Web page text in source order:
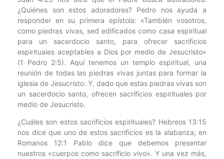
¿Quiénes son estos adoradores? Pedro nos ayuda a
responder en su primera epístola: «También vosotros,
como piedras vivas, sed edificados como casa espiritual
para un sacerdocio santo, para ofrecer sacrificios
espirituales aceptables a Dios por medio de Jesucristo»
(1 Pedro 2:5). Aquí tenemos un templo espiritual, una
reunión de todas las piedras vivas juntas para formar la
iglesia de Jesucristo. Y, dado que estas piedras vivas son
un sacerdocio santo, ofrecen sacrificios espirituales por
medio de Jesucristo.
¿Cuáles son estos sacrificios espirituales? Hebreos 13:15
nos dice que uno de estos sacrificios es la alabanza; en
Romanos 12:1 Pablo dice que debemos presentar
nuestros «cuerpos como sacrificio vivo». Y una vez más,